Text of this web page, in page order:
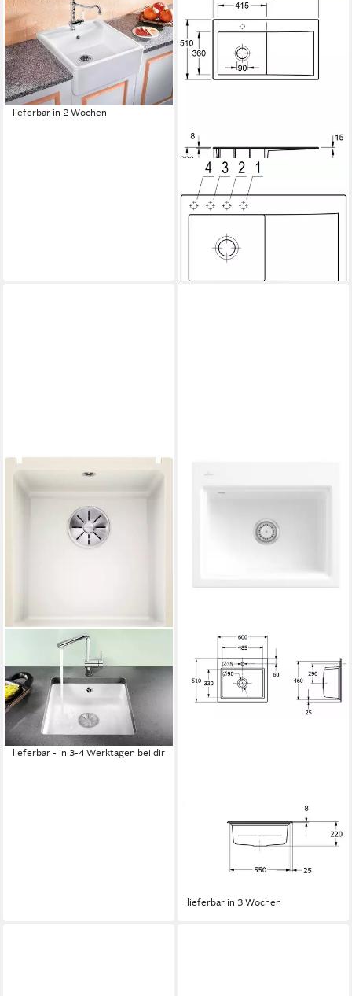
BLANCO
Küchenspüle PANOR 60,
eckig, 63/60 cm, (1 St),
erhältlich in mehreren Farben
589,94 € UVP
-24%
lieferbar in 2 Wochen
VILLEROY & BOCH
Küchenspüle 3352 02 R1,
Rechteckig, 90/22 cm, für
den aufliegenden Einbau
1.076,60 €
lieferbar in 3 Wochen
Küchenspüle SUBLINE 375-U,
eckig, 46/41 cm, (1 St),
erhältlich in mehreren Farben
587,62 €
UVP843,00 €
-30%
lieferbar - in 3-4 Werktagen bei dir
Küchenspüle 336A 01 R1,
Rechteckig, 60/22 cm,
Geschmacksmuster geschützt
lieferbar in 3 Wochen